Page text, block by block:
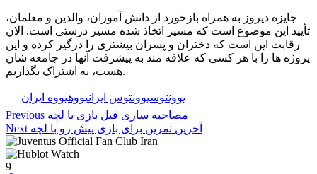
جایزه دیروز به همراه بازخورد از دانش ­آموزان، والدین و معلمان،
تأیید این موضوع است که مسیر اتخاذ شده مسیر درستی است. الان
رقابت این است که دختران و پسران بیشتری را درگیر کرده و این
پروژه­ ها را با هر کسی که علاقه مند به پیشرفت آنها در جامعه ­شان
هست، به اشتراک بگذاریم.
یوونتوسیوونتوس ایرانیووهیووه ایران
Previous مصاحبه ساری قبل بازی با لچه
Next آخرین تمرین برای بازی پیش رو با لچه
9